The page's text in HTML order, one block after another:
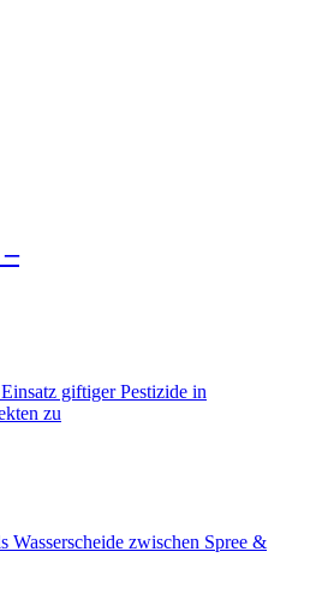
giftiger Pestizide in
zu
Wasserscheide zwischen Spree &